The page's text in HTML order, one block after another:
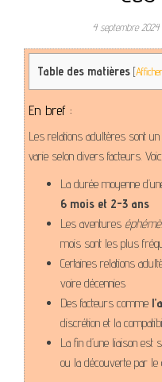
4 septembre 2024
Table des matières [Afficher
En bref :
Les relations adultères sont
varie selon divers facteurs.
La durée moyenne
6 mois et 2-3 ans
Les aventures
mois sont les plus
Certaines relations
voire décennies
Des facteurs comme
discrétion et la
La fin d’une liaison est
ou la découverte par le